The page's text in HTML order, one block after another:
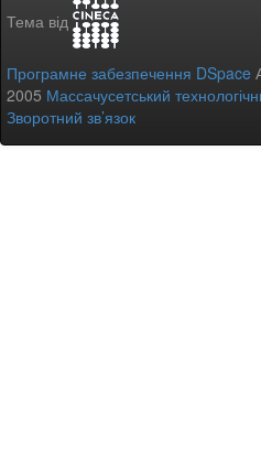
Тема від
Програмне забезпечення DSpace
2005 Массачусетський
Зворотний зв’язок